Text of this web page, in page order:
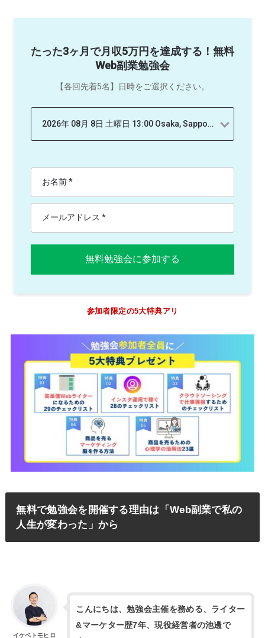
参加者限定の5大特典アリ
無料で勉強会を開催する理由は「Web副業で私の
人生が変わった」から
イケベトモヒロ
こんにちは、勉強会主催を務める、ライター
&マーケター歴7年、現役経営者の池邊で